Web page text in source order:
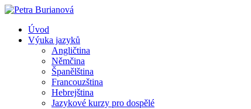
Úvod
Výuka jazyků
Angličtina
Němčina
Španělština
Francouzština
Hebrejština
Jazykové kurzy pro dospělé